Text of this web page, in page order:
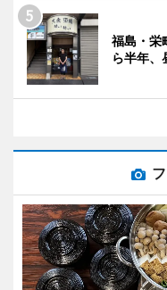
福島・栄
ら半年、